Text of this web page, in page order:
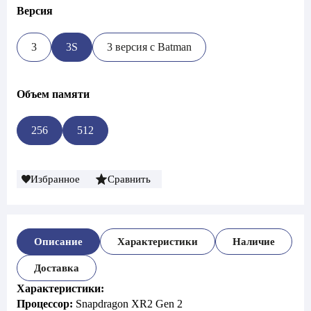
Версия
3 3S 3 версия с Batman
Объем памяти
256 512
Избранное Сравнить
Описание Характеристики Наличие
Доставка
Характеристики:
Процессор: Snapdragon XR2 Gen 2